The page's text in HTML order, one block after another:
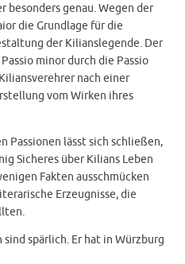
besonders genau. Wegen der
die Grundlage für die
der Kilianslegende. Der
minor durch die Passio
nach einer
vom Wirken ihres
Passionen lässt sich schließen,
Sicheres über Kilians Leben
Fakten ausschmücken
Erzeugnisse, die
spärlich. Er hat in Würzburg